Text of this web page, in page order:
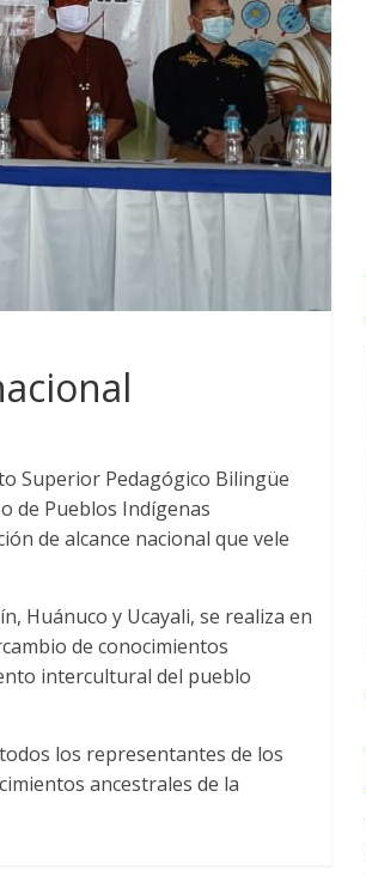
Superior Pedagógico Bilingüe
de Pueblos Indígenas
de alcance nacional que vele
Huánuco y Ucayali, se realiza en
de conocimientos
intercultural del pueblo
los representantes de los
ancestrales de la